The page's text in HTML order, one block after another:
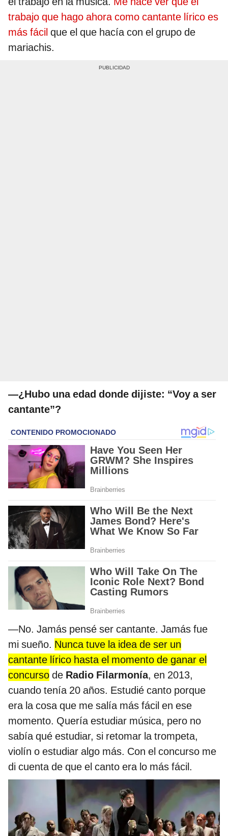
trabajo que hago ahora como cantante lírico es
más fácil que el que hacía con el grupo de
mariachis.
—¿Hubo una edad donde dijiste: “Voy a ser
cantante”?
—No. Jamás pensé ser cantante. Jamás fue
mi sueño. Nunca tuve la idea de ser un
cantante lírico hasta el momento de ganar el
concurso de Radio Filarmonía, en 2013,
cuando tenía 20 años. Estudié canto porque
era la cosa que me salía más fácil en ese
momento. Quería estudiar música, pero no
sabía qué estudiar, si retomar la trompeta,
violín o estudiar algo más. Con el concurso me
di cuenta de que el canto era lo más fácil.